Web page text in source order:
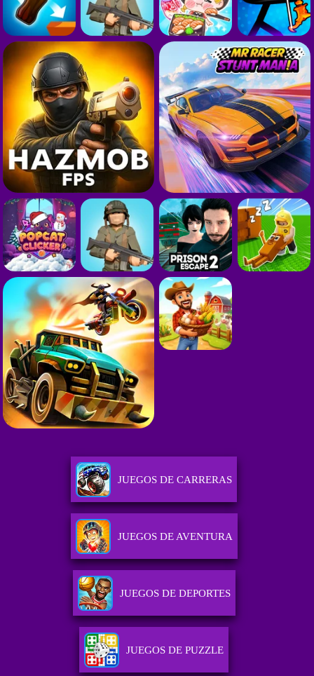
JUEGOS DE CARRERAS
JUEGOS DE AVENTURA
JUEGOS DE DEPORTES
JUEGOS DE PUZZLE